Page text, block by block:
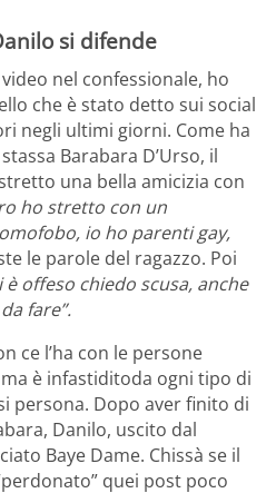
si difende
nel confessionale, ho
che è stato detto sui social
negli ultimi giorni. Come ha
Barabara D’Urso, il
una bella amicizia con
ho stretto con un
io ho parenti gay,
le parole del ragazzo. Poi
è offeso chiedo scusa, anche
fare”.
ce l’ha con le persone
è infastiditoda ogni tipo di
persona. Dopo aver finito di
Danilo, uscito dal
Baye Dame. Chissà se il
quei post poco